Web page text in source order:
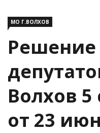
МО Г.ВОЛХОВ
Решение
Волхов
от 23